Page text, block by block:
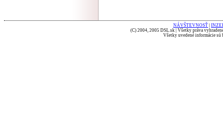
NÁVŠTEVNOSŤ
(C) 2004, 2005 DSL.sk | Všetky práva
Všetky uvedené informácie sú